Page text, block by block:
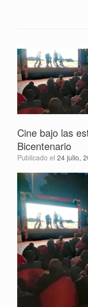
Cine bajo las
Bicentenario
Publicado el 24 julio,